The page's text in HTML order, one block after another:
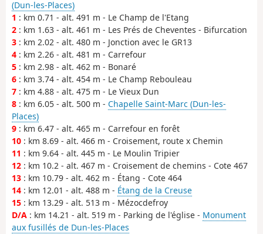
(Dun-les-Places)
1 : km 0.71 - alt. 491 m - Le Champ de l'Etang
2 : km 1.63 - alt. 461 m - Les Prés de Cheventes - Bifurcation
3 : km 2.02 - alt. 480 m - Jonction avec le GR13
4 : km 2.26 - alt. 481 m - Carrefour
5 : km 2.98 - alt. 462 m - Bonaré
6 : km 3.74 - alt. 454 m - Le Champ Rebouleau
7 : km 4.88 - alt. 475 m - Le Vieux Dun
8 : km 6.05 - alt. 500 m - Chapelle Saint-Marc (Dun-les-
Places)
9 : km 6.47 - alt. 465 m - Carrefour en forêt
10 : km 8.69 - alt. 466 m - Croisement, route x Chemin
11 : km 9.64 - alt. 445 m - Le Moulin Tripier
12 : km 10.2 - alt. 467 m - Croisement de chemins - Cote 467
13 : km 10.79 - alt. 462 m - Étang - Cote 464
14 : km 12.01 - alt. 488 m - Étang de la Creuse
15 : km 13.29 - alt. 513 m - Mézocdefroy
D/A : km 14.21 - alt. 519 m - Parking de l'église - Monument
aux fusillés de Dun-les-Places